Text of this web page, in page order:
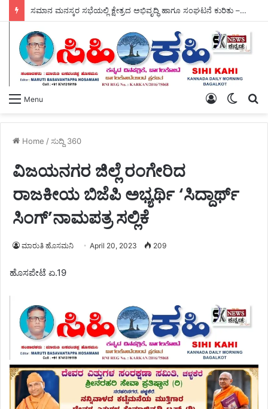
ಸಮಾನ ಮನಸ್ಕರ ಸಭೆಯಲ್ಲಿ ಕ್ಷೇತ್ರದ ಅಭಿವೃದ್ಧಿ ಹಾಗೂ ಸಂಘಟನೆ ಕುರಿತು – ಶಾಸಕ ಎನ್.ವೈ ಗೋಪಾಲಕೃಷ್ಣ ಚರ್ಚೆ.
Menu
Switch
Log
Home /ಸುದ್ದಿ 360
ವಿಜಯನಗರ ಜಿಲ್ಲೆ ರಂಗೇರಿದ
ರಾಜಕೀಯ ಬಿಜೆಪಿ ಅಭ್ಯರ್ಥಿ ‘ಸಿದ್ದಾರ್ಥ್
ಸಿಂಗ್’ನಾಮಪತ್ರ ಸಲ್ಲಿಕೆ
ಮಾರುತಿ ಹೊಸಮನಿ April 20, 2023 209
ಹೊಸಪೇಟೆ ಏ.19